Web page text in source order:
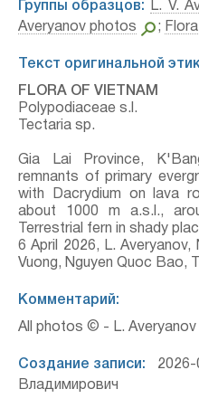
Группы образцов: L. V.
Averyanov photos
;
Текст оригинальной
FLORA OF VIETNAM
Polypodiaceae s.l.
Tectaria sp.
Gia Lai Province,
remnants of primary
with Dacrydium on lava
about 1000 m a.s.l.,
Terrestrial fern in shady
6 April 2026, L. Averyanov,
Vuong, Nguyen Quoc Bao,
Комментарий:
All photos © - L. Averyanov
Создание записи: 2026-
Владимирович